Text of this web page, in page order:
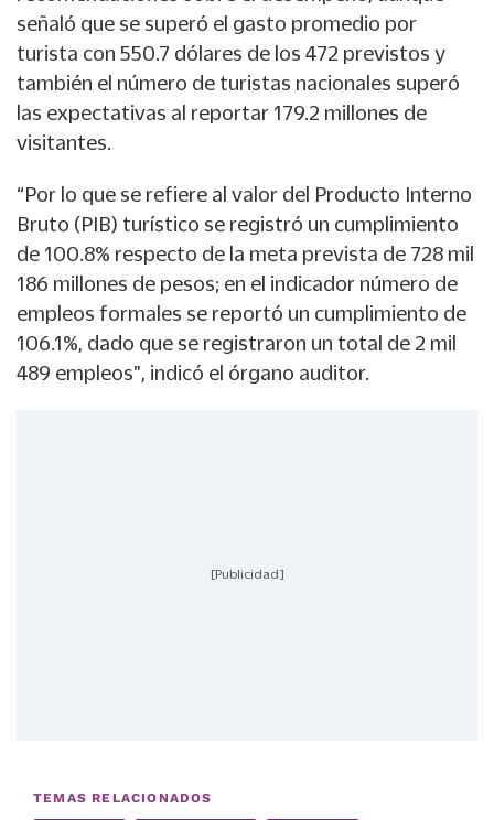
señaló que se superó el gasto promedio por
turista con 550.7 dólares de los 472 previstos y
también el número de turistas nacionales superó
las expectativas al reportar 179.2 millones de
visitantes.
“Por lo que se refiere al valor del Producto Interno
Bruto (PIB) turístico se registró un cumplimiento
de 100.8% respecto de la meta prevista de 728 mil
186 millones de pesos; en el indicador número de
empleos formales se reportó un cumplimiento de
106.1%, dado que se registraron un total de 2 mil
489 empleos", indicó el órgano auditor.
[Publicidad]
TEMAS RELACIONADOS